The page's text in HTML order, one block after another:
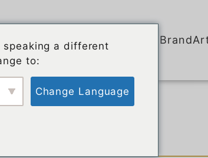
Blog BrandArt Galería
de misterio.
a different
to:
Change Language